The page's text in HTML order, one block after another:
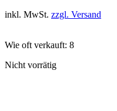
inkl. MwSt. zzgl. Versand
Wie oft verkauft: 8
Nicht vorrätig